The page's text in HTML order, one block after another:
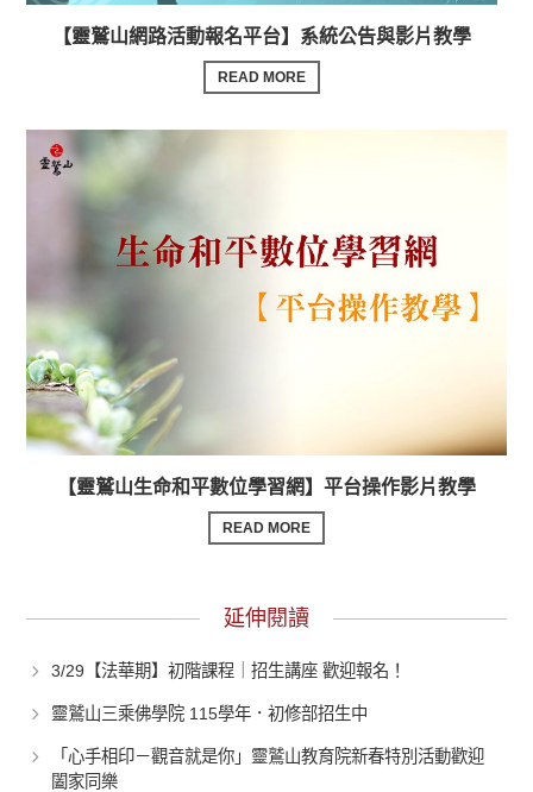
【靈鷲山網路活動報名平台】系統公告與影片教學
READ MORE
【靈鷲山生命和平數位學習網】平台操作影片教學
READ MORE
延伸閱讀
3/29【法華期】初階課程｜招生講座 歡迎報名！
靈鷲山三乘佛學院 115學年．初修部招生中
「心手相印－觀音就是你」靈鷲山教育院新春特別活動歡迎
闔家同樂